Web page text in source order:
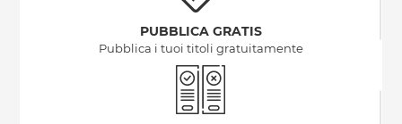
PUBBLICA GRATIS
Pubblica i tuoi titoli gratuitamente